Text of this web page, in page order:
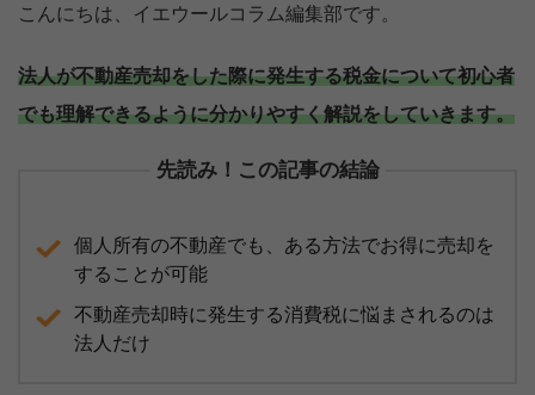
こんにちは、イエウールコラム編集部です。
法人が不動産売却をした際に発生する税金について初心者
でも理解できるように分かりやすく解説をしていきます。
先読み！この記事の結論
個人所有の不動産でも、ある方法でお得に売却を
することが可能
不動産売却時に発生する消費税に悩まされるのは
法人だけ